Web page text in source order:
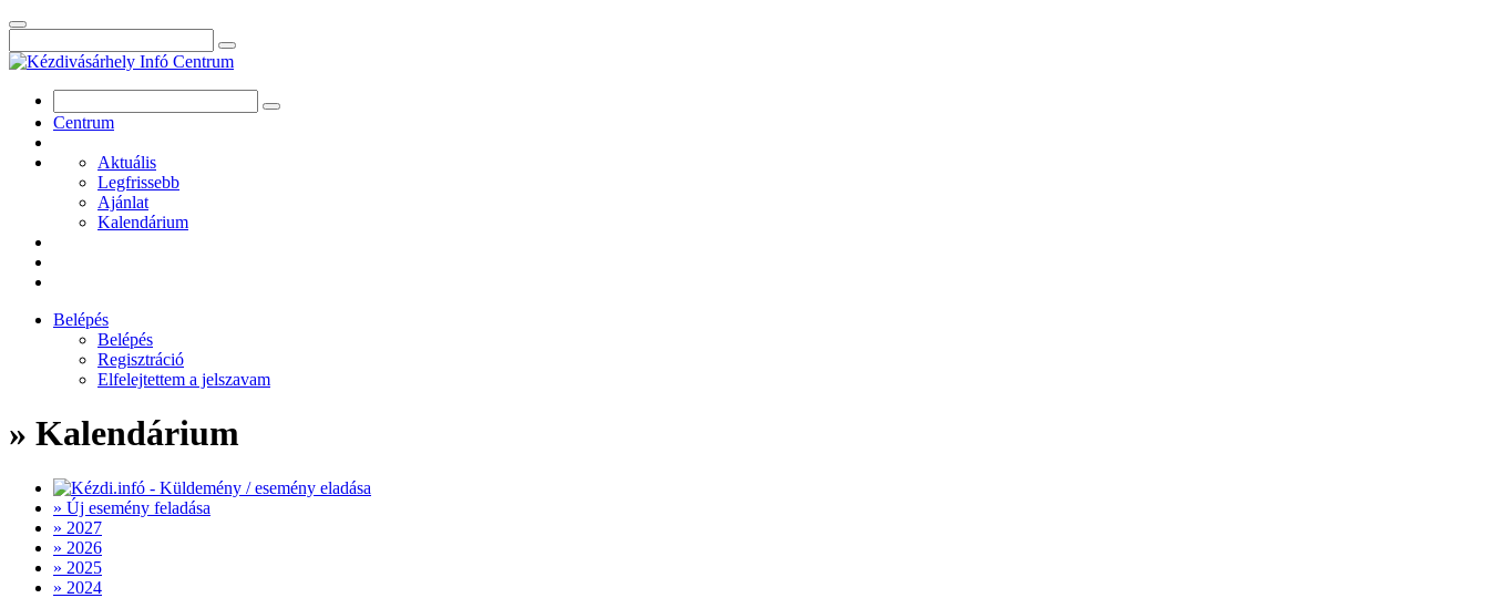
Centrum
Aktuális
Legfrissebb
Ajánlat
Kalendárium
Belépés
Belépés
Regisztráció
Elfelejtettem a jelszavam
» Kalendárium
» Új esemény feladása
» 2027
» 2026
» 2025
» 2024